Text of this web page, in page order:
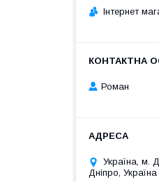
Інтернет
Роман
Україна, м.
Дніпро, Україна